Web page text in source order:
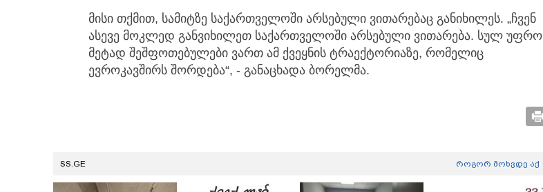
მისი თქმით, სამიტზე საქართველოში არსებული ვითარებაც განიხილეს. „ჩვენ
ასევე მოკლედ განვიხილეთ საქართველოში არსებული ვითარება. სულ უფრო
მეტად შეშფოთებულები ვართ ამ ქვეყნის ტრაექტორიაზე, რომელიც
ევროკავშირს შორდება“, - განაცხადა ბორელმა.
SS.GE როგორ მოხვდე აქ